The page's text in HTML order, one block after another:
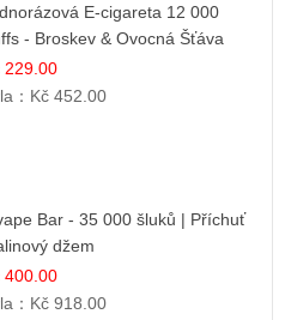
E-cigareta 12 000
- Broskev & Ovocná Šťáva
229.00
： Kč 452.00
Bar - 35 000 šluků | Příchuť
džem
400.00
： Kč 918.00